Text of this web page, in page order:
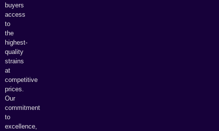
buyers
access
to
the
highest-
quality
strains
at
competitive
prices.
Our
commitment
to
excellence,